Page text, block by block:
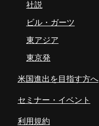
社説
ビル・ガーツ
東アジア
東京発
米国進出を目指す方へ
セミナー・イベント
利用規約